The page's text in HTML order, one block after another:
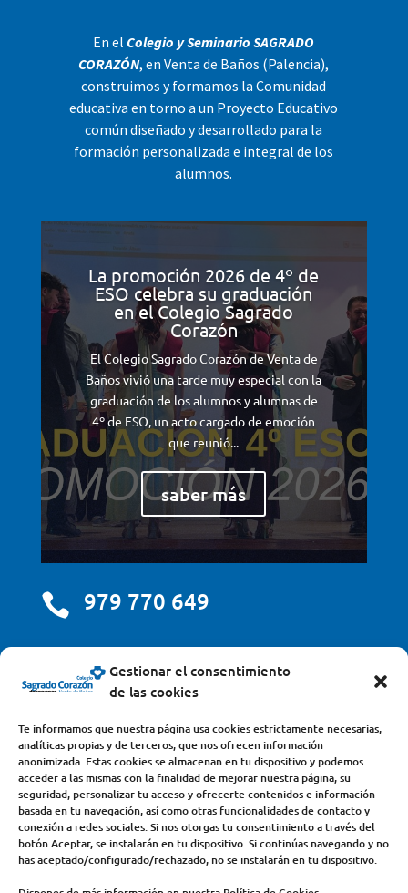
Gestionar el consentimiento
de las cookies
Te informamos que nuestra página usa cookies estrictamente necesarias,
analíticas propias y de terceros, que nos ofrecen información
anonimizada. Estas cookies se almacenan en tu dispositivo y podemos
acceder a las mismas con la finalidad de mejorar nuestra página, su
seguridad, personalizar tu acceso y ofrecerte contenidos e información
basada en tu navegación, así como otras funcionalidades de contacto y
conexión a redes sociales. Si nos otorgas tu consentimiento a través del
botón Aceptar, se instalarán en tu dispositivo. Si continúas navegando y no
has aceptado/configurado/rechazado, no se instalarán en tu dispositivo.
En el Colegio y Seminario SAGRADO
CORAZÓN, en Venta de Baños (Palencia),
construimos y formamos la Comunidad
educativa en torno a un Proyecto Educativo
común diseñado y desarrollado para la
formación personalizada e integral de los
alumnos.
La promoción 2026 de 4º de
ESO celebra su graduación
en el Colegio Sagrado
Corazón
El Colegio Sagrado Corazón de Venta de
Baños vivió una tarde muy especial con la
graduación de los alumnos y alumnas de
4º de ESO, un acto cargado de emoción
que reunió...
saber más
 979 770 649
centro@scjdehon.com
Colegio y Seminario Sagrado Corazón
Avda. Castilla y León, s/n – 34200 – Venta de Baños
(Palencia) – Teléfono 979770649